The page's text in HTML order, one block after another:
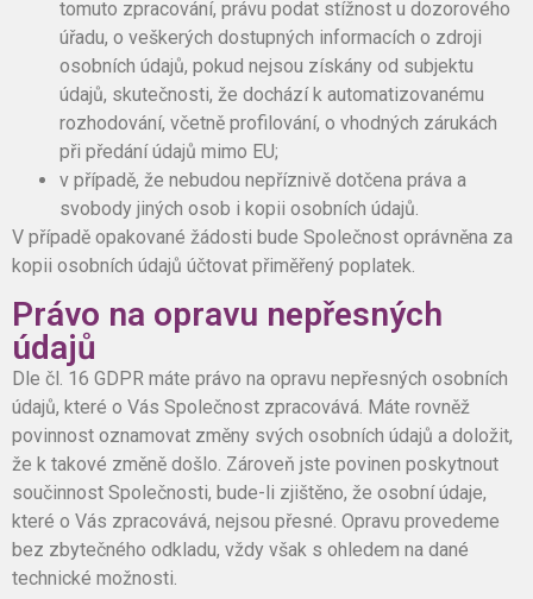
tomuto zpracování, právu podat stížnost u dozorového
úřadu, o veškerých dostupných informacích o zdroji
osobních údajů, pokud nejsou získány od subjektu
údajů, skutečnosti, že dochází k automatizovanému
rozhodování, včetně profilování, o vhodných zárukách
při předání údajů mimo EU;
v případě, že nebudou nepříznivě dotčena práva a
svobody jiných osob i kopii osobních údajů.
V případě opakované žádosti bude Společnost oprávněna za
kopii osobních údajů účtovat přiměřený poplatek.
Právo na opravu nepřesných
údajů
Dle čl. 16 GDPR máte právo na opravu nepřesných osobních
údajů, které o Vás Společnost zpracovává. Máte rovněž
povinnost oznamovat změny svých osobních údajů a doložit,
že k takové změně došlo. Zároveň jste povinen poskytnout
součinnost Společnosti, bude-li zjištěno, že osobní údaje,
které o Vás zpracovává, nejsou přesné. Opravu provedeme
bez zbytečného odkladu, vždy však s ohledem na dané
technické možnosti.